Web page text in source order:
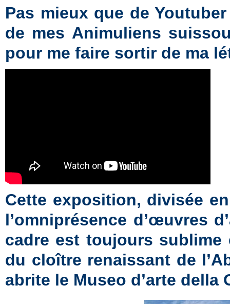
Pas mieux que de
de mes Animuliens
pour me faire sortir de ma
Cette exposition, divisée
l’omniprésence d’œuvres
cadre est toujours sublime
du cloître renaissant de
abrite le Museo d’arte della